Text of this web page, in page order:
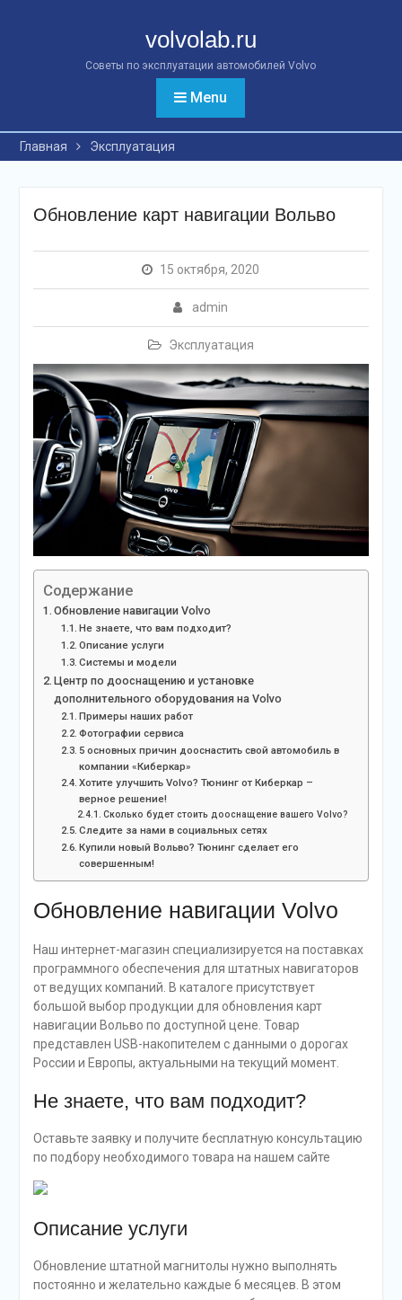
volvolab.ru
Советы по эксплуатации автомобилей Volvo
Menu
Главная Эксплуатация
Обновление карт навигации Вольво
15 октября, 2020
admin
Эксплуатация
Содержание
Обновление навигации Volvo
Не знаете, что вам подходит?
Описание услуги
Системы и модели
Центр по дооснащению и установке
дополнительного оборудования на Volvo
Примеры наших работ
Фотографии сервиса
5 основных причин дооснастить свой автомобиль в
компании «Киберкар»
Хотите улучшить Volvo? Тюнинг от Киберкар –
верное решение!
Сколько будет стоить дооснащение вашего Volvo?
Следите за нами в cоциальных cетях
Купили новый Вольво? Тюнинг сделает его
совершенным!
Обновление навигации Volvo
Наш интернет-магазин специализируется на поставках
программного обеспечения для штатных навигаторов
от ведущих компаний. В каталоге присутствует
большой выбор продукции для обновления карт
навигации Вольво по доступной цене. Товар
представлен USB-накопителем с данными о дорогах
России и Европы, актуальными на текущий момент.
Не знаете, что вам подходит?
Оставьте заявку и получите бесплатную консультацию
по подбору необходимого товара на нашем сайте
Описание услуги
Обновление штатной магнитолы нужно выполнять
постоянно и желательно каждые 6 месяцев. В этом